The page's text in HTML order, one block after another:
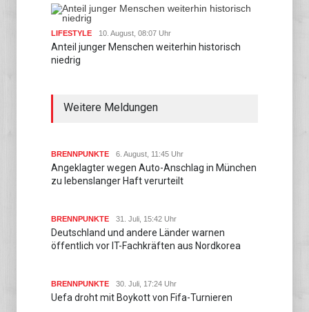
LIFESTYLE 10. August, 08:07 Uhr
Anteil junger Menschen weiterhin historisch
niedrig
Weitere Meldungen
BRENNPUNKTE 6. August, 11:45 Uhr
Angeklagter wegen Auto-Anschlag in München
zu lebenslanger Haft verurteilt
BRENNPUNKTE 31. Juli, 15:42 Uhr
Deutschland und andere Länder warnen
öffentlich vor IT-Fachkräften aus Nordkorea
BRENNPUNKTE 30. Juli, 17:24 Uhr
Uefa droht mit Boykott von Fifa-Turnieren